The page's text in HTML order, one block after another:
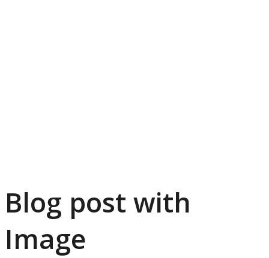
Blog post with
Image